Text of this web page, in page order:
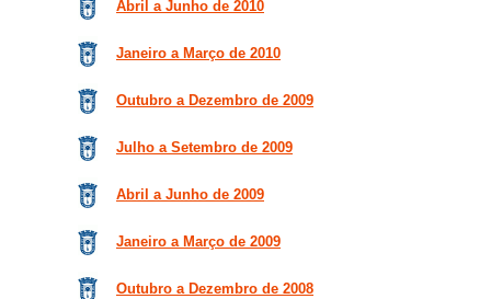
Abril a Junho de 2010
Janeiro a Março de 2010
Outubro a Dezembro de 2009
Julho a Setembro de 2009
Abril a Junho de 2009
Janeiro a Março de 2009
Outubro a Dezembro de 2008